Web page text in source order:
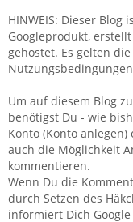
HINWEIS: Dieser Blog
Googleprodukt,
gehostet. Es gelten
Um auf diesem Blog
benötigst Du - wie
Konto (Konto
auch die Möglichkeit
kommentieren.
Wenn Du die
durch Setzen des
informiert Dich